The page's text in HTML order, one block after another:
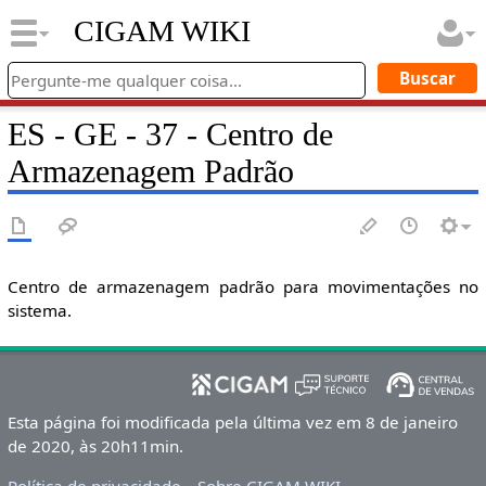
CIGAM WIKI
ES - GE - 37 - Centro de
Armazenagem Padrão
Centro de armazenagem padrão para movimentações no
sistema.
Esta página foi modificada pela última vez em 8 de janeiro
de 2020, às 20h11min.